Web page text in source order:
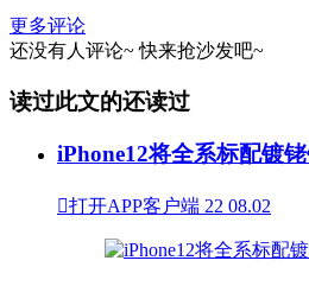
更多评论
还没有人评论~ 快来抢沙发吧~
读过此文的还读过
iPhone12将全系标配镀
打开APP客户端 22 08.02